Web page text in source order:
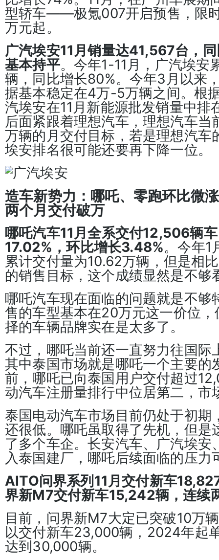
型轿车——极氪007开启预售，限
万元起。
广汽埃安11月销量达41,567台，
基本持平。今年1-11月，广汽埃
辆，同比增长80%。今年3月以来
据基本稳定在4万-5万辆之间。根
汽埃安在11月新能源批发销量中排
后面紧跟着理想汽车，理想汽车当
万辆的月交付目标，若是理想汽车
埃安排名很可能还要再下降一位。
造车新势力：哪吒、零跑环比微
两个月交付破万
哪吒汽车11月全系交付12,506辆
17.02%，环比增长3.48%。今年1
累计交付量为10.62万辆，但是相
的销售目标，这个成绩显然是不够
哪吒汽车现在面临的问题就是不够
售的车型基本在20万元这一价位
择的车辆品牌实在是太多了。
不过，哪吒当前还一直努力往国际
其中泰国市场就是哪吒一个主要的
前，哪吒已向泰国用户交付超过
动汽车注册量排行中位居第二，市
泰国电动汽车市场目前仍处于初期
还很低。哪吒虽取得了先机，但是
了多个车企。长安汽车、广汽埃安
入泰国建厂，哪吒后续面临的压力
AITO问界系列11月交付新车
界新M7交付新车15,242辆，连续
目前，问界新M7大定已突破10万
以交付新车23,000辆，2024年起
达到30,000辆。